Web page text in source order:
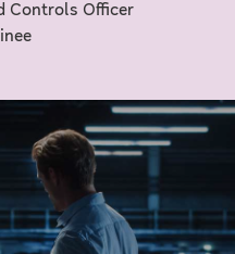
Controls Officer